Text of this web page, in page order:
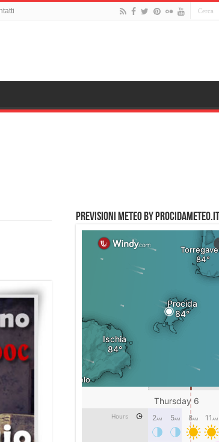
PREVISIONI METEO by PROCIDAMETEO.IT